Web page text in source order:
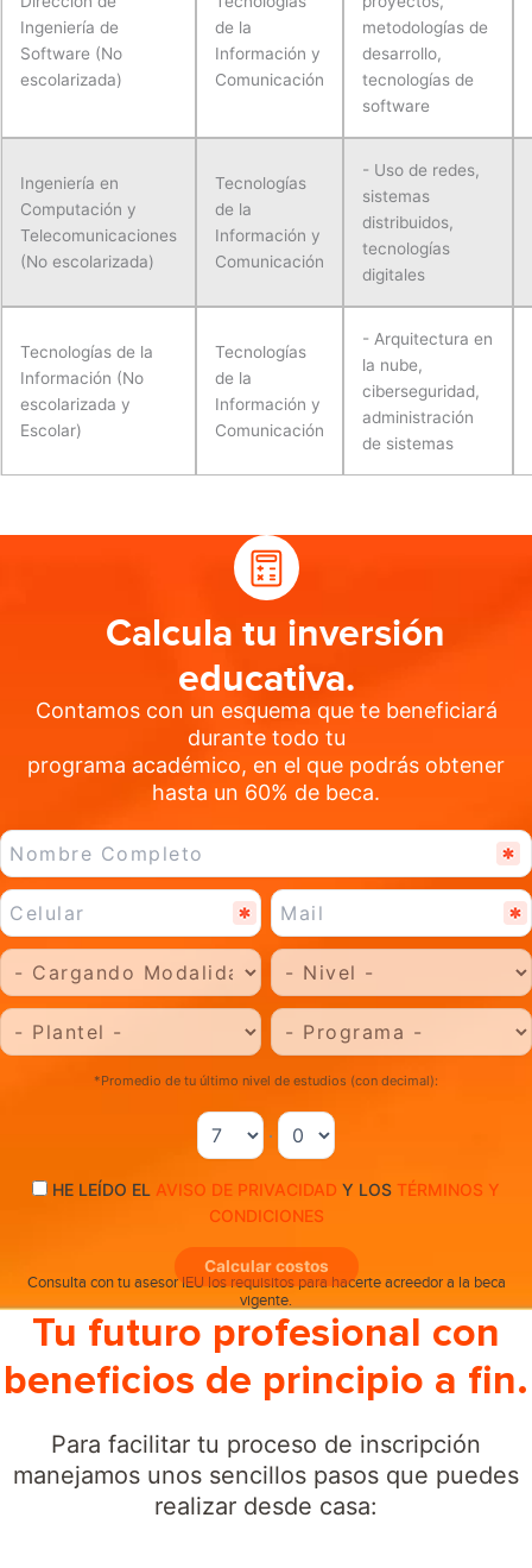
Ingeniería de
Software (No
escolarizada)
de la
Información y
Comunicación
metodologías de
desarrollo,
tecnologías de
software
Ingeniería en
Computación y
Telecomunicaciones
(No escolarizada)
Tecnologías
de la
Información y
Comunicación
- Uso de redes,
sistemas
distribuidos,
tecnologías
digitales
Tecnologías de la
Información (No
escolarizada y
Escolar)
Tecnologías
de la
Información y
Comunicación
- Arquitectura en
la nube,
ciberseguridad,
administración
de sistemas
Calcula tu inversión
educativa.
Contamos con un esquema que te beneficiará
durante todo tu
programa académico, en el que podrás obtener
hasta un 60% de beca.
*Promedio de tu último nivel de estudios (con decimal):
.
HE LEÍDO EL AVISO DE PRIVACIDAD Y LOS TÉRMINOS Y
CONDICIONES
Calcular costos
Consulta con tu asesor IEU los requisitos para hacerte acreedor a la beca
vigente.
Tu futuro profesional con
beneficios de principio a fin.
Para facilitar tu proceso de inscripción
manejamos unos sencillos pasos que puedes
realizar desde casa: